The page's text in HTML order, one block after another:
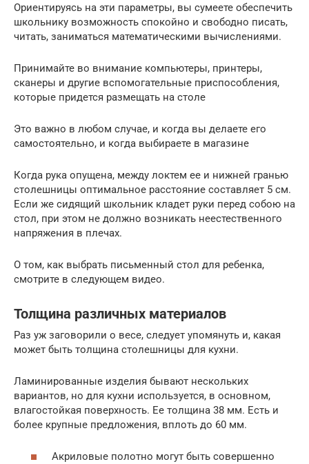
Ориентируясь на эти параметры, вы сумеете обеспечить
школьнику возможность спокойно и свободно писать,
читать, заниматься математическими вычислениями.
Принимайте во внимание компьютеры, принтеры,
сканеры и другие вспомогательные приспособления,
которые придется размещать на столе
Это важно в любом случае, и когда вы делаете его
самостоятельно, и когда выбираете в магазине
Когда рука опущена, между локтем ее и нижней гранью
столешницы оптимальное расстояние составляет 5 см.
Если же сидящий школьник кладет руки перед собою на
стол, при этом не должно возникать неестественного
напряжения в плечах.
О том, как выбрать письменный стол для ребенка,
смотрите в следующем видео.
Толщина различных материалов
Раз уж заговорили о весе, следует упомянуть и, какая
может быть толщина столешницы для кухни.
Ламинированные изделия бывают нескольких
вариантов, но для кухни используется, в основном,
влагостойкая поверхность. Ее толщина 38 мм. Есть и
более крупные предложения, вплоть до 60 мм.
Акриловые полотно могут быть совершенно